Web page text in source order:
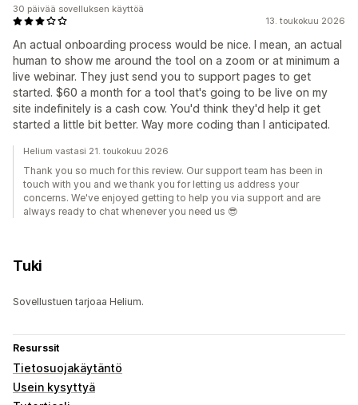
13. toukokuu 2026
An actual onboarding process would be nice. I mean, an actual
human to show me around the tool on a zoom or at minimum a
live webinar. They just send you to support pages to get
started. $60 a month for a tool that's going to be live on my
site indefinitely is a cash cow. You'd think they'd help it get
started a little bit better. Way more coding than I anticipated.
30 päivää sovelluksen käyttöä
Helium vastasi 21. toukokuu 2026
Thank you so much for this review. Our support team has been in
touch with you and we thank you for letting us address your
concerns. We've enjoyed getting to help you via support and are
always ready to chat whenever you need us 😎
Tuki
Sovellustuen tarjoaa Helium.
Resurssit
Tietosuojakäytäntö
Usein kysyttyä